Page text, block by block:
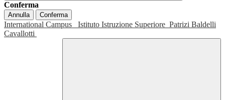
Conferma
Annulla Conferma
International Campus Istituto Istruzione Superiore Patrizi Baldelli
Cavallotti